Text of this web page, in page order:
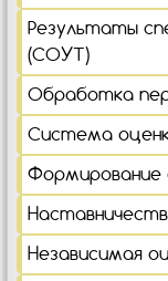
Результаты
(СОУТ)
Обработка
Система
Формирование
Независимая